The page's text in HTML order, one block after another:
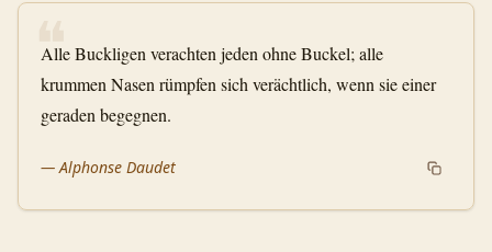
❝
Alle Buckligen verachten jeden ohne Buckel; alle
krummen Nasen rümpfen sich verächtlich, wenn sie einer
geraden begegnen.
—Alphonse Daudet